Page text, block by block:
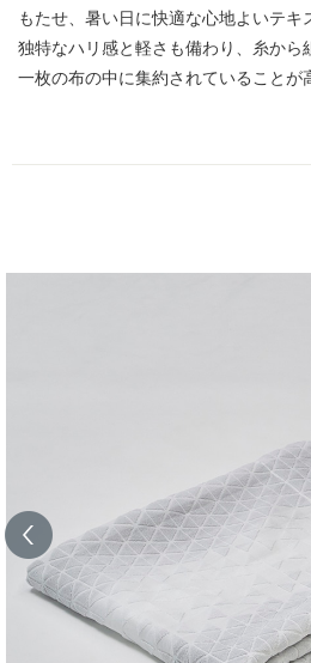
もたせ、暑い日に快適な心地よいテキ
独特なハリ感と軽さも備わり、糸から
一枚の布の中に集約されていることが